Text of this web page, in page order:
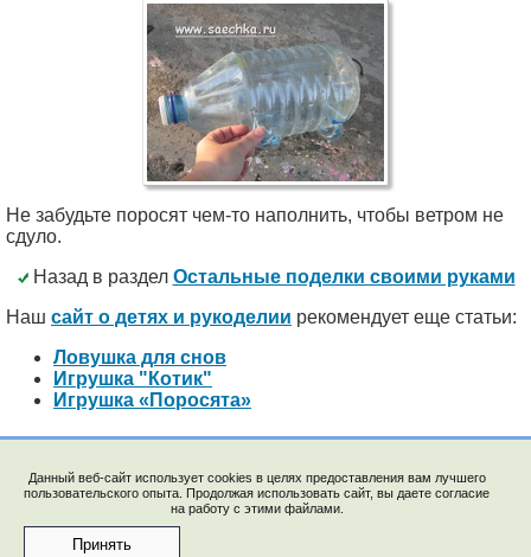
Данный веб-сайт использует cookies в целях предоставления вам лучшего
пользовательского опыта. Продолжая использовать сайт, вы даете согласие
на работу с этими файлами.
Принять
Не забудьте поросят чем-то наполнить, чтобы ветром не
сдуло.
Назад в раздел Остальные поделки своими руками
Наш сайт о детях и рукоделии рекомендует еще статьи:
Ловушка для снов
Игрушка "Котик"
Игрушка «Поросята»
© 2009-2023, "Saychata.Ru". E-mail: saechka@saechka.ru
Перепечатка материалов запрещена без ссылки на